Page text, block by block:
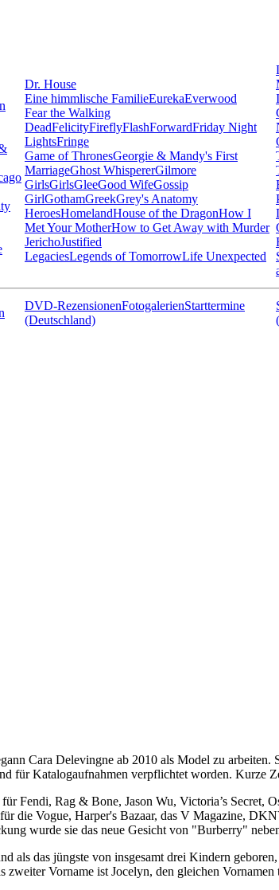
Dr. House
Eine himmlische FamilieEurekaEverwood
Fear the Walking
DeadFelicityFireflyFlashForwardFriday Night
LightsFringe
Game of ThronesGeorgie & Mandy's First
MarriageGhost WhispererGilmore
GirlsGirlsGleeGood WifeGossip
GirlGothamGreekGrey's Anatomy
HeroesHomelandHouse of the DragonHow I
Met Your MotherHow to Get Away with Murder
JerichoJustified
LegaciesLegends of TomorrowLife Unexpected
DVD-RezensionenFotogalerienStarttermine
(Deutschland)
Cara Delevingne ab 2010 als Model zu
für Katalogaufnahmen verpflichtet worden. Kurze
Fendi, Rag & Bone, Jason Wu, Victoria’s
die Vogue, Harper's Bazaar, das V Magazine,
wurde sie das neue Gesicht von "Burberry"
als das jüngste von insgesamt drei Kindern
zweiter Vorname ist Jocelyn, den gleichen